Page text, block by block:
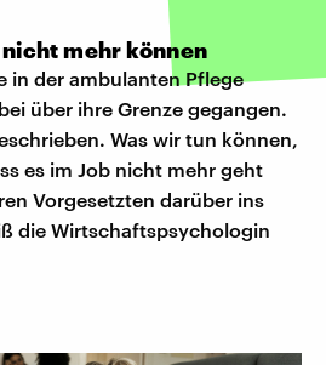
mehr können
in der ambulanten Pflege
über ihre Grenze gegangen.
Was wir tun können,
es im Job nicht mehr geht
Vorgesetzten darüber ins
die Wirtschaftspsychologin